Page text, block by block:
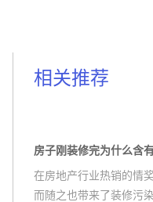
相关推荐
房子刚装修完为什么含
在房地产行业热销的情
而随之也带来了装修污